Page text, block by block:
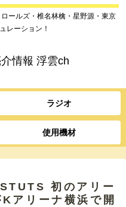
ールズ・椎名林檎・星野源・東京
レーション！
情報 浮雲ch
ラジオ
使用機材
初のアリー
アリーナ横浜で開